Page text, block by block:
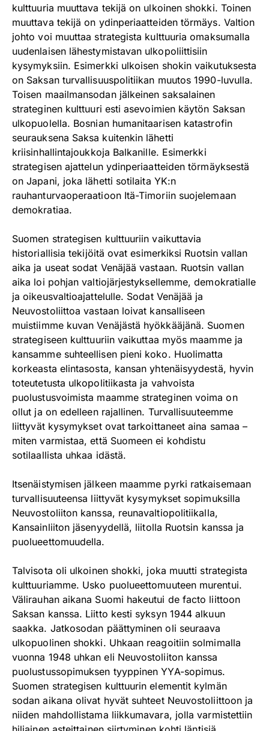
kulttuuria muuttava tekijä on ulkoinen shokki. Toinen
muuttava tekijä on ydinperiaatteiden törmäys. Valtion
johto voi muuttaa strategista kulttuuria omaksumalla
uudenlaisen lähestymistavan ulkopoliittisiin
kysymyksiin. Esimerkki ulkoisen shokin vaikutuksesta
on Saksan turvallisuuspolitiikan muutos 1990-luvulla.
Toisen maailmansodan jälkeinen saksalainen
strateginen kulttuuri esti asevoimien käytön Saksan
ulkopuolella. Bosnian humanitaarisen katastrofin
seurauksena Saksa kuitenkin lähetti
kriisinhallintajoukkoja Balkanille. Esimerkki
strategisen ajattelun ydinperiaatteiden törmäyksestä
on Japani, joka lähetti sotilaita YK:n
rauhanturvaoperaatioon Itä-Timoriin suojelemaan
demokratiaa.
Suomen strategisen kulttuuriin vaikuttavia
historiallisia tekijöitä ovat esimerkiksi Ruotsin vallan
aika ja useat sodat Venäjää vastaan. Ruotsin vallan
aika loi pohjan valtiojärjestyksellemme, demokratialle
ja oikeusvaltioajattelulle. Sodat Venäjää ja
Neuvostoliittoa vastaan loivat kansalliseen
muistiimme kuvan Venäjästä hyökkääjänä. Suomen
strategiseen kulttuuriin vaikuttaa myös maamme ja
kansamme suhteellisen pieni koko. Huolimatta
korkeasta elintasosta, kansan yhtenäisyydestä, hyvin
toteutetusta ulkopolitiikasta ja vahvoista
puolustusvoimista maamme strateginen voima on
ollut ja on edelleen rajallinen. Turvallisuuteemme
liittyvät kysymykset ovat tarkoittaneet aina samaa –
miten varmistaa, että Suomeen ei kohdistu
sotilaallista uhkaa idästä.
Itsenäistymisen jälkeen maamme pyrki ratkaisemaan
turvallisuuteensa liittyvät kysymykset sopimuksilla
Neuvostoliiton kanssa, reunavaltiopolitiikalla,
Kansainliiton jäsenyydellä, liitolla Ruotsin kanssa ja
puolueettomuudella.
Talvisota oli ulkoinen shokki, joka muutti strategista
kulttuuriamme. Usko puolueettomuuteen murentui.
Välirauhan aikana Suomi hakeutui de facto liittoon
Saksan kanssa. Liitto kesti syksyn 1944 alkuun
saakka. Jatkosodan päättyminen oli seuraava
ulkopuolinen shokki. Uhkaan reagoitiin solmimalla
vuonna 1948 uhkan eli Neuvostoliiton kanssa
puolustussopimuksen tyyppinen YYA-sopimus.
Suomen strategisen kulttuurin elementit kylmän
sodan aikana olivat hyvät suhteet Neuvostoliittoon ja
niiden mahdollistama liikkumavara, jolla varmistettiin